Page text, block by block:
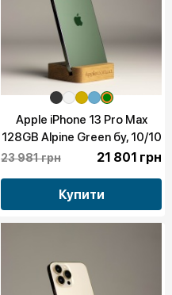
Apple iPhone 13 Pro Max
128GB Alpine Green бу, 10/10
23 981 грн 21 801 грн
Купити